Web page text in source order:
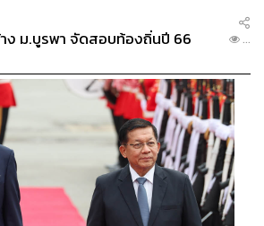
ง ม.บูรพา จัดสอบท้องถิ่นปี 66 ...